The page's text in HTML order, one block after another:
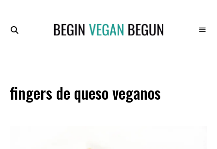
fingers de queso veganos